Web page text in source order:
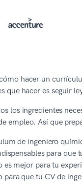
hacer un
que hacer es seguir
los ingredientes
empleo. Así que
de ingeniero
para
es mejor para tu
para que tu CV de